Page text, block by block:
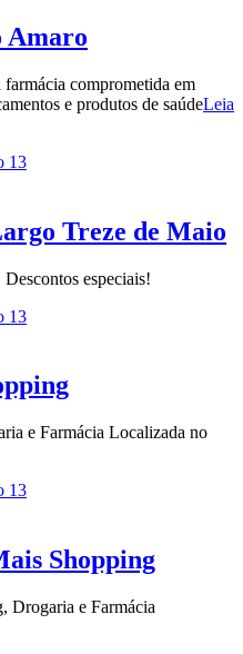
Amaro
comprometida em
e produtos de saúdeLeia
13
Treze de Maio
especiais!
13
e Farmácia Localizada no
13
Shopping
Drogaria e Farmácia